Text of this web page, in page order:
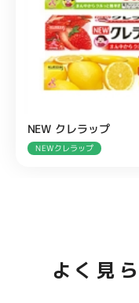
NEW クレラップ
NEWクレラップ
よく見